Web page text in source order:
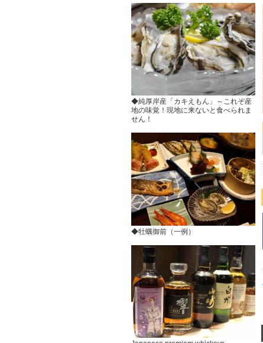
◆純厚岸産「カキえもん」～これぞ産
地の味覚！現地に来ないと食べられま
せん！
◆牡蠣御前（一例）